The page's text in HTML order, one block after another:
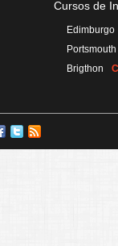
Cursos de
Edimburgo
Brigthon